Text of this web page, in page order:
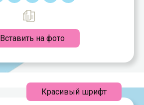
Вставить на фото
Красивый шрифт